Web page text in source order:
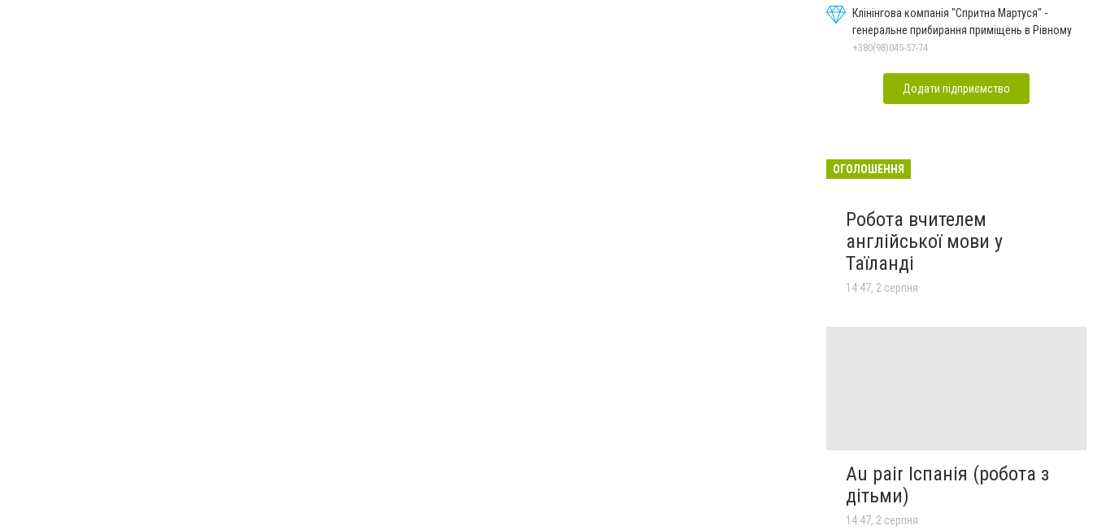
Клінінгова компанія "Спритна Мартуся" -
генеральне прибирання приміщень в Рівному
+380(98)045-57-74
Додати підприємство
ОГОЛОШЕННЯ
Робота вчителем
англійської мови у
Таїланді
14:47, 2 серпня
Au pair Іспанія (робота з
дітьми)
14:47, 2 серпня